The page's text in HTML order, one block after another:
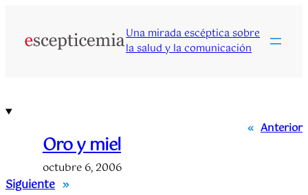
contenido
Una mirada escéptica sobre
la salud y la comunicación
« Anterior
Oro y miel
octubre 6, 2006
Siguiente »